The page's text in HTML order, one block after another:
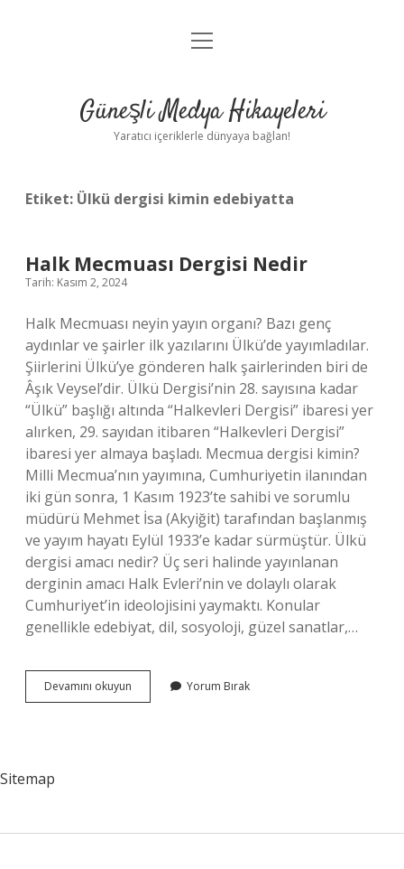
Anasayfa
Yasal Uyarı
menüyü
Güneşli Medya Hikayeleri
Yaratıcı içeriklerle dünyaya bağlan!
Etiket: Ülkü dergisi kimin edebiyatta
Halk Mecmuası Dergisi Nedir
Tarih: Kasım 2, 2024
Halk Mecmuası neyin yayın organı? Bazı genç
aydınlar ve şairler ilk yazılarını Ülkü’de yayımladılar.
Şiirlerini Ülkü’ye gönderen halk şairlerinden biri de
Âşık Veysel’dir. Ülkü Dergisi’nin 28. sayısına kadar
“Ülkü” başlığı altında “Halkevleri Dergisi” ibaresi yer
alırken, 29. sayıdan itibaren “Halkevleri Dergisi”
ibaresi yer almaya başladı. Mecmua dergisi kimin?
Milli Mecmua’nın yayımına, Cumhuriyetin ilanından
iki gün sonra, 1 Kasım 1923’te sahibi ve sorumlu
müdürü Mehmet İsa (Akyiğit) tarafından başlanmış
ve yayım hayatı Eylül 1933’e kadar sürmüştür. Ülkü
dergisi amacı nedir? Üç seri halinde yayınlanan
derginin amacı Halk Evleri’nin ve dolaylı olarak
Cumhuriyet’in ideolojisini yaymaktı. Konular
genellikle edebiyat, dil, sosyoloji, güzel sanatlar,…
Devamını okuyun
Mecmuası
Yorum Bırak
Sitemap